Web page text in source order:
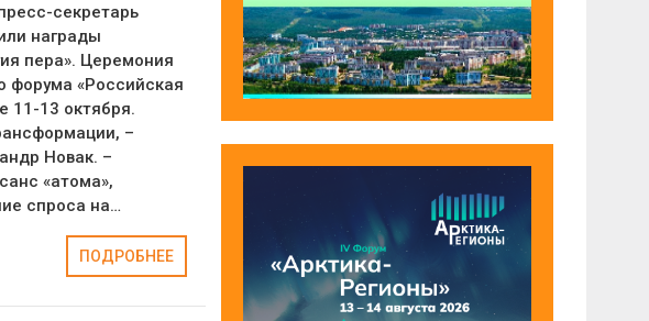
секретарь
награды
пера». Церемония
форума «Российская
11-13 октября.
–
Новак. –
«атома»,
спроса на…
ПОДРОБНЕЕ